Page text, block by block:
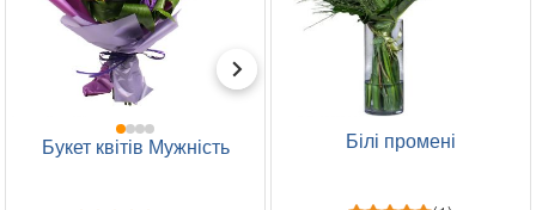
Букет квітів Мужність Білі промені